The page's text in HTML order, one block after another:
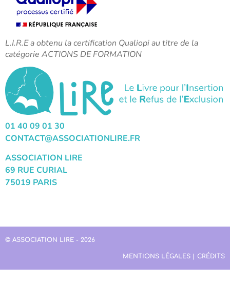
L.I.R.E a obtenu la certification Qualiopi au titre de la
catégorie ACTIONS DE FORMATION
01 40 09 01 30
CONTACT@ASSOCIATIONLIRE.FR
ASSOCIATION LIRE
69 RUE CURIAL
75019 PARIS
© ASSOCIATION LIRE - 2026
MENTIONS LÉGALES | CRÉDITS